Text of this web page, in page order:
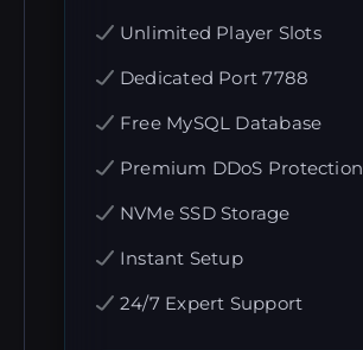
Unlimited Player Slots
Dedicated Port 7788
Free MySQL Database
Premium DDoS Protection
NVMe SSD Storage
Instant Setup
24/7 Expert Support